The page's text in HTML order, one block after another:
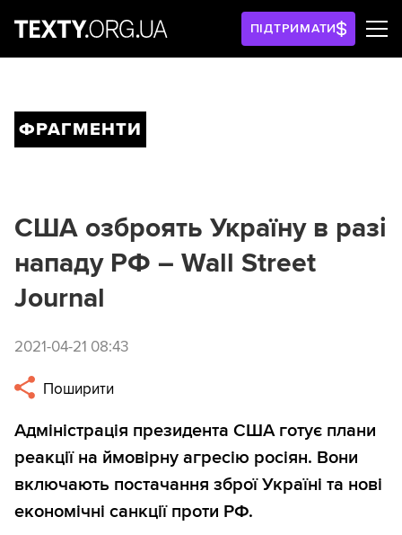
ПІДТРИМАТИ
ФРАГМЕНТИ
США озброять Україну в разі
нападу РФ – Wall Street
Journal
2021-04-21 08:43
Поширити
Адміністрація президента США готує плани
реакції на ймовірну агресію росіян. Вони
включають постачання зброї Україні та нові
економічні санкції проти РФ.